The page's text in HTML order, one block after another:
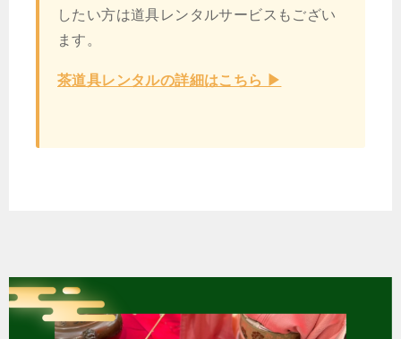
したい方は道具レンタルサービスもござい
ます。
茶道具レンタルの詳細はこちら ▶